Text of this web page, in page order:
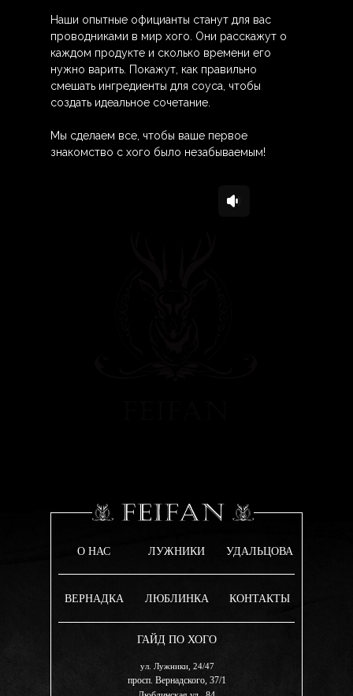
Наши опытные официанты станут для вас
проводниками в мир хого. Они расскажут о
каждом продукте и сколько времени его
нужно варить. Покажут, как правильно
смешать ингредиенты для соуса, чтобы
создать идеальное сочетание.
Мы сделаем все, чтобы ваше первое
знакомство с хого было незабываемым!
КОНТАКТЫ
ГАЙД ПО ХОГО
ЛЮБЛИНКА
ВЕРНАДКА
УДАЛЬЦОВА
ЛУЖНИКИ
О НАС
ул. Лужники, 24/47
просп. Вернадского, 37/1